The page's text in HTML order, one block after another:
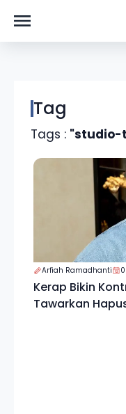
Tag
Tags : "studio-
Arfiah Ramadhanti
Kerap Bikin
Tawarkan